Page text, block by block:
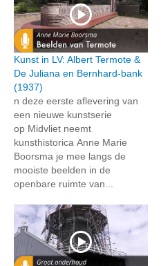
Kunst in LV: Albert Termote &
De Juliana en Bernhard-bank
(1937)
n deze eerste aflevering van
een nieuwe kunstserie
op Midvliet neemt
kunsthistorica Anne Marie
Boorsma je mee langs de
mooiste beelden in de
openbare ruimte van...